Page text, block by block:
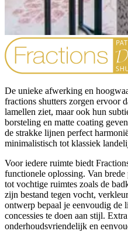
De unieke afwerking en
fractions shutters zorgen ervoor
lamellen ziet, maar ook hun
borsteling en matte coating
de strakke lijnen perfect
minimalistisch tot klassiek
Voor iedere ruimte biedt
functionele oplossing. Van brede
tot vochtige ruimtes zoals de
zijn bestand tegen vocht,
ontwerp bepaal je eenvoudig de
concessies te doen aan stijl.
onderhoudsvriendelijk en